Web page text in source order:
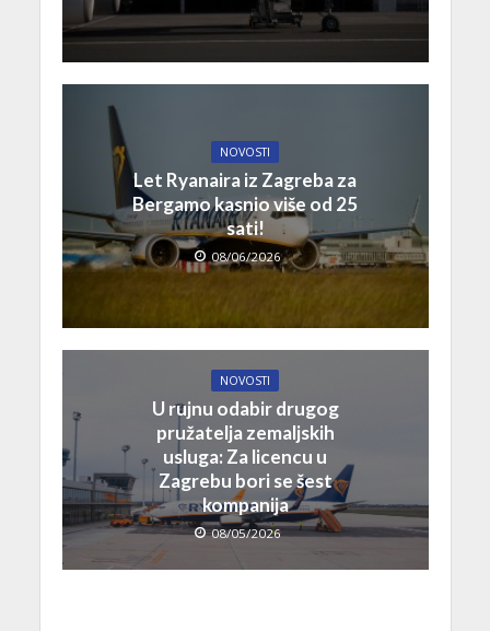
NOVOSTI
Let Ryanaira iz Zagreba za
Bergamo kasnio više od 25
sati!
08/06/2026
NOVOSTI
U rujnu odabir drugog
pružatelja zemaljskih
usluga: Za licencu u
Zagrebu bori se šest
kompanija
08/05/2026